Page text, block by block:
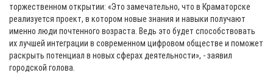
торжественном открытии: «Это замечательно, что в Краматорске
реализуется проект, в котором новые знания и навыки получают
именно люди почтенного возраста. Ведь это будет способствовать
их лучшей интеграции в современном цифровом обществе и поможет
раскрыть потенциал в новых сферах деятельности», - заявил
городской голова.